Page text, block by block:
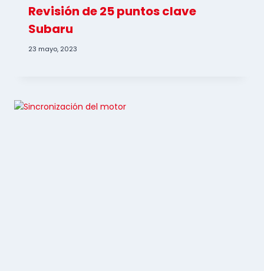
Revisión de 25 puntos clave
Subaru
23 mayo, 2023